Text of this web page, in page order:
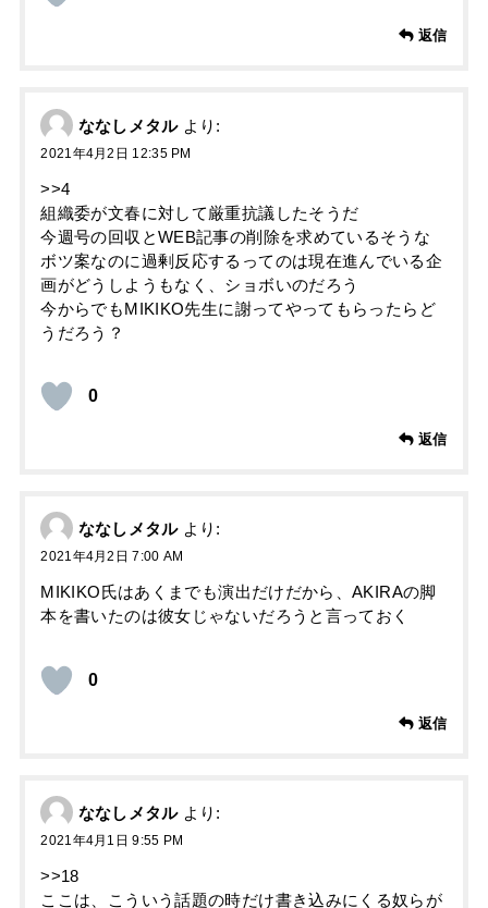
返信
ななしメタル より:
2021年4月2日 12:35 PM
>>4
組織委が文春に対して厳重抗議したそうだ
今週号の回収とWEB記事の削除を求めているそうな
ボツ案なのに過剰反応するってのは現在進んでいる企
画がどうしようもなく、ショボいのだろう
今からでもMIKIKO先生に謝ってやってもらったらど
うだろう？
0
返信
ななしメタル より:
2021年4月2日 7:00 AM
MIKIKO氏はあくまでも演出だけだから、AKIRAの脚
本を書いたのは彼女じゃないだろうと言っておく
0
返信
ななしメタル より:
2021年4月1日 9:55 PM
>>18
ここは、こういう話題の時だけ書き込みにくる奴らが